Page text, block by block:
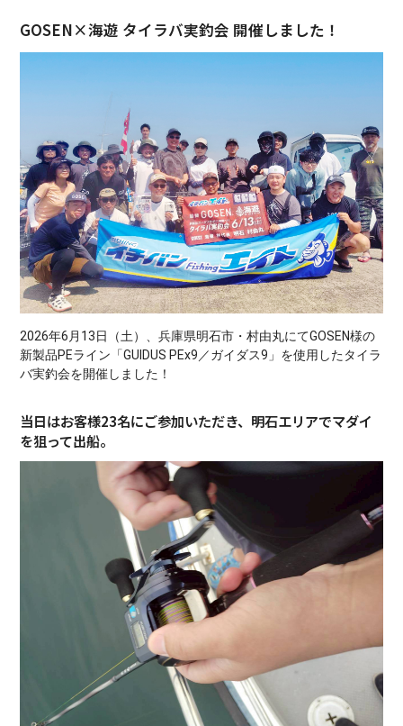
GOSEN×海遊 タイラバ実釣会 開催しました！
2026年6月13日（土）、兵庫県明石市・村由丸にてGOSEN様の
新製品PEライン「GUIDUS PEx9／ガイダス9」を使用したタイラ
バ実釣会を開催しました！
当日はお客様23名にご参加いただき、明石エリアでマダイ
を狙って出船。